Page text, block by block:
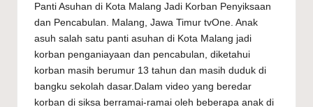
Panti Asuhan di Kota Malang Jadi Korban Penyiksaan
dan Pencabulan. Malang, Jawa Timur tvOne. Anak
asuh salah satu panti asuhan di Kota Malang jadi
korban penganiayaan dan pencabulan, diketahui
korban masih berumur 13 tahun dan masih duduk di
bangku sekolah dasar.Dalam video yang beredar
korban di siksa berramai-ramai oleh beberapa anak di